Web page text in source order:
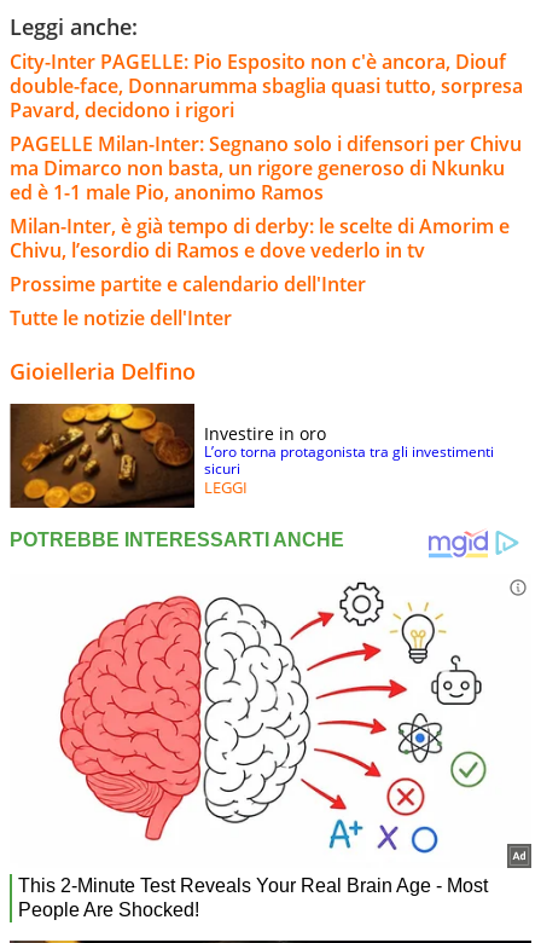
Leggi anche:
City-Inter PAGELLE: Pio Esposito non c'è ancora, Diouf
double-face, Donnarumma sbaglia quasi tutto, sorpresa
Pavard, decidono i rigori
PAGELLE Milan-Inter: Segnano solo i difensori per Chivu
ma Dimarco non basta, un rigore generoso di Nkunku
ed è 1-1 male Pio, anonimo Ramos
Milan-Inter, è già tempo di derby: le scelte di Amorim e
Chivu, l’esordio di Ramos e dove vederlo in tv
Prossime partite e calendario dell'Inter
Tutte le notizie dell'Inter
Gioielleria Delfino
Investire in oro
L’oro torna protagonista tra gli investimenti
sicuri
LEGGI